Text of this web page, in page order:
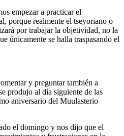
empezar a practicar el
porque realmente el tseyoriano o
por trabajar la objetividad, no la
únicamente se halla traspasando el
y preguntar también a
produjo al día siguiente de las
aniversario del Muulasterio
el domingo y nos dijo que el